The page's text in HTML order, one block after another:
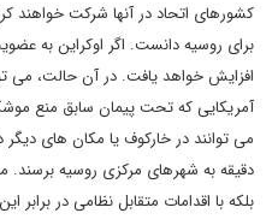
کشورهای اتحاد در آنها شرکت خواهند
برای روسیه دانست. اگر اوکراین به
افزایش خواهد یافت. در آن حالت،
آمریکایی که تحت پیمان سابق منع
می توانند در خارکوف یا مکان های
دقیقه به شهرهای مرکزی روسیه برسند.
بلکه با اقدامات متقابل نظامی در